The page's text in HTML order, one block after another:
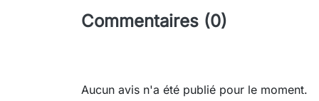
Commentaires (0)
Aucun avis n'a été publié pour le moment.